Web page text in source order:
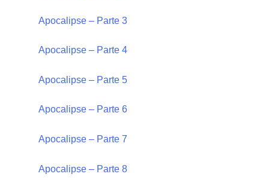
Apocalipse – Parte 3
Apocalipse – Parte 4
Apocalipse – Parte 5
Apocalipse – Parte 6
Apocalipse – Parte 7
Apocalipse – Parte 8